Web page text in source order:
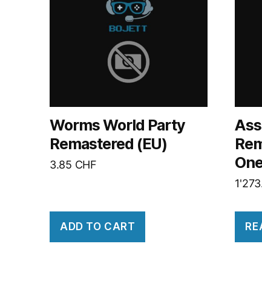
Worms World Party
Remastered (EU)
3.85 CHF
ADD TO CART